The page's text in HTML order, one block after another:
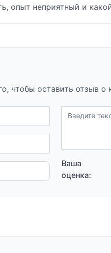
опыт неприятный и
чтобы оставить отзыв о
Ваша
оценка: